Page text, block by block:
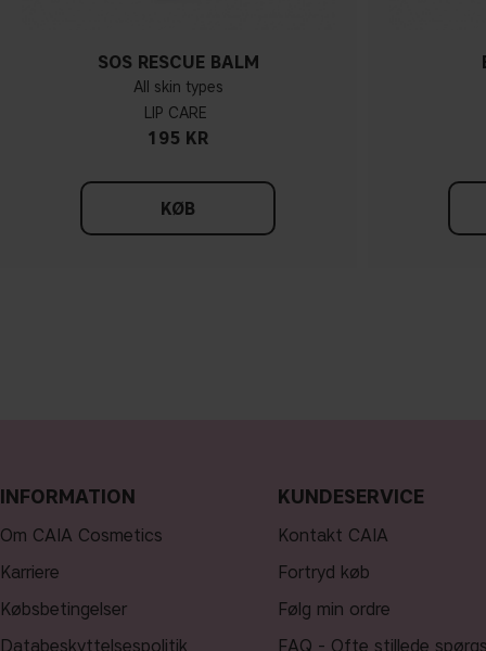
SOS RESCUE BALM
All skin types
LIP CARE
195 KR
KØB
INFORMATION
Om CAIA Cosmetics
Karriere
Købsbetingelser
Databeskyttelsespolitik
KUNDESERVICE
Kontakt CAIA
Fortryd køb
Følg min ordre
FAQ - Ofte stillede